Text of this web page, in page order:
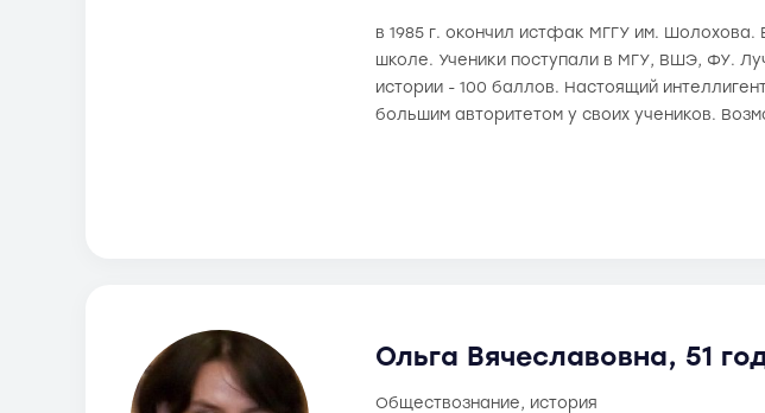
в 1985 г. окончил истфак МГГУ им.
школе. Ученики поступали в МГУ, ВШЭ, ФУ.
истории - 100 баллов. Настоящий
большим авторитетом у своих учеников.
Ольга Вячеславовна, 51
обществознание, история